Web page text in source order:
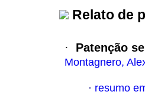
Relato de
· Patenção
Montagnero,
· resumo